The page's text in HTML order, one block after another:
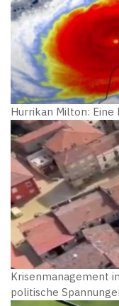
Hurrikan Milton:
Krisenmanagement
politische